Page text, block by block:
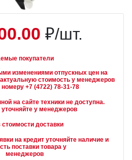
₽/шт.
покупатели
стоимость у менеджеров
на сайте техники не доступна.
уточняйте у менеджеров
стоимости доставки
на кредит уточняйте наличие и
поставки товара у
        менеджеров